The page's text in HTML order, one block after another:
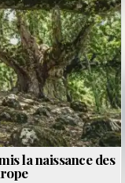
la naissance des